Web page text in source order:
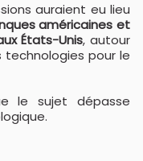
auraient eu lieu
américaines et
États-Unis, autour
pour le
le sujet dépasse